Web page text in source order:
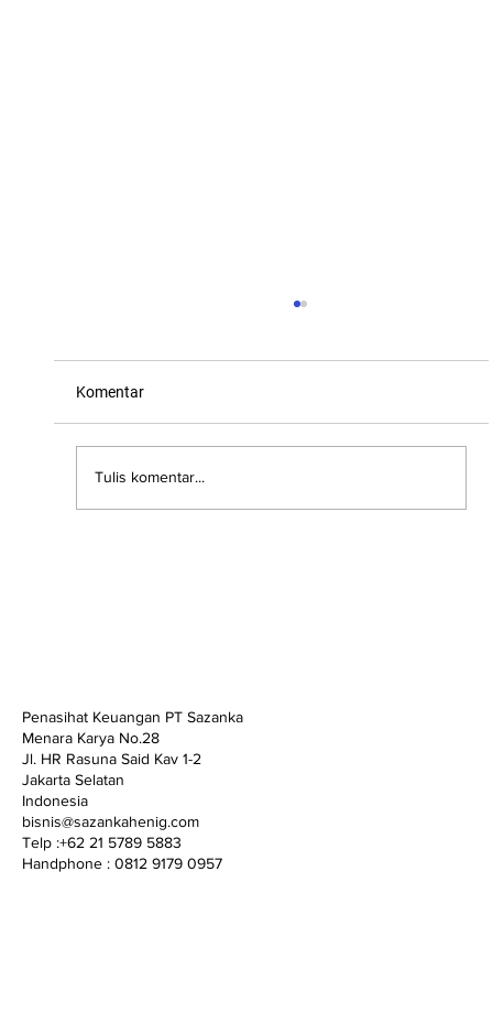
Komentar
Tulis komentar...
Penasihat Keuangan PT Sazanka
Menara Karya No.28
Jl. HR Rasuna Said Kav 1-2
Jakarta Selatan
Indonesia
bisnis@sazankahenig.com
Telp :+62 21 5789 5883
Handphone : 0812 9179 0957